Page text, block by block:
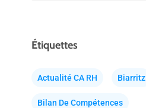
Étiquettes
Actualité CA RH Biarritz
Bilan De Compétences